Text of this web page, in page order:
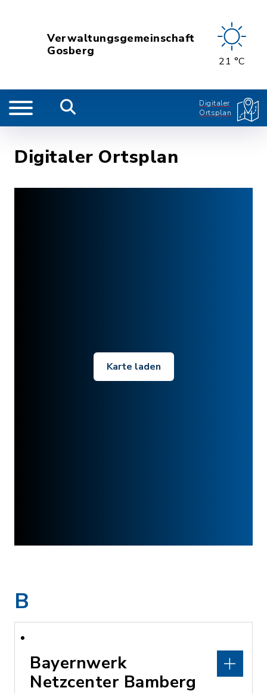
Verwaltungsgemeinschaft
Gosberg
21 °C
Digitaler
Ortsplan
Digitaler Ortsplan
Karte laden
B
Bayernwerk
Netzcenter Bamberg